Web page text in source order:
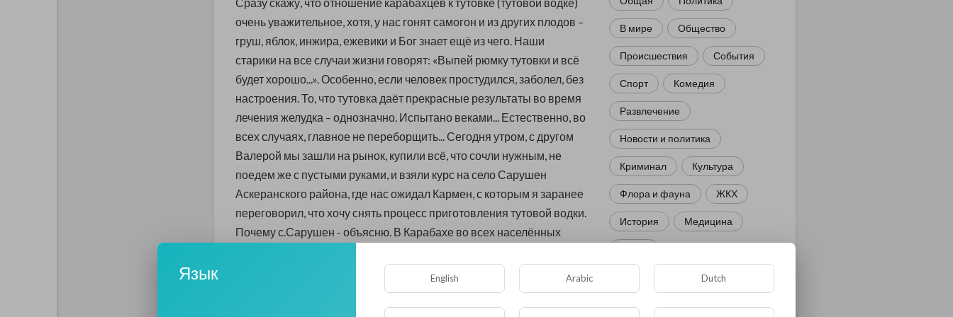
очень уважительное, хотя, у нас гонят самогон и из других плодов –
груш, яблок, инжира, ежевики и Бог знает ещё из чего. Наши
старики на все случаи жизни говорят: «Выпей рюмку тутовки и всё
будет хорошо...». Особенно, если человек простудился, заболел, без
настроения. То, что тутовка даёт прекрасные результаты во время
лечения желудка – однозначно. Испытано веками... Естественно, во
всех случаях, главное не переборщить... Сегодня утром, с другом
Валерой мы зашли на рынок, купили всё, что сочли нужным, не
поедем же с пустыми руками, и взяли курс на село Сарушен
Аскеранского района, где нас ожидал Кармен, с которым я заранее
переговорил, что хочу снять процесс приготовления тутовой водки.
Почему с.Сарушен - объясню. В Карабахе во всех населённых
Рецепт приготовления переходит от поколения к поколению. Вот,
поэтому я и решил попросить Кармена... Приехав на «завод», место,
где гонят тутовку у нас так называют, мы увидели, что работа кипит.
В мире Общество
Происшествия События
Спорт Комедия
Развлечение
Новости и политика
Криминал Культура
Флора и фауна ЖКХ
История Медицина
Наука и образование
Язык English Arabic Dutch